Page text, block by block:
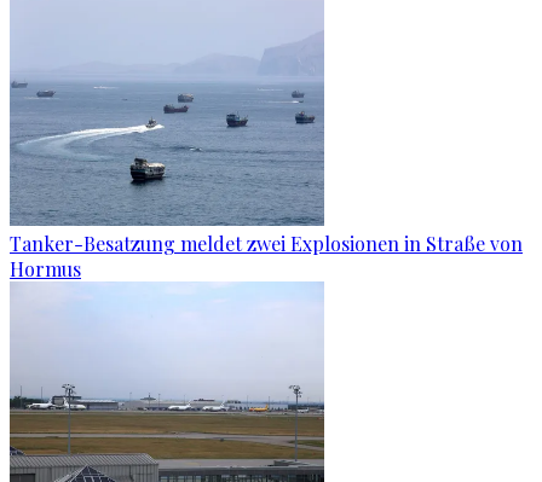
Tanker-Besatzung meldet zwei Explosionen in Straße von
Hormus